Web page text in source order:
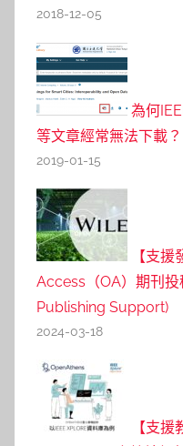
2018-12-05
為何
等文章經常無法下載？
2019-01-15
【支
Access（OA）期刊
Publishing Support)
2024-03-18
【支